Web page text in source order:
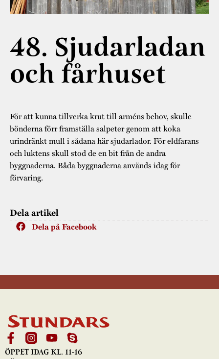
Tillgänglighet
Trygghet
Hållbar utveckling
Kontakta oss
Kalas på Stundars
Jarl Hemmer
Rödmyllan
Museipedagogik
Hantverk
Stugornas Stundars
Museisamlingarna
Marknader
Årsberättelser
Stundars
registerbeskrivning
Dela artikel
Dela på Facebook
48. Sjudarladan
och fårhuset
För att kunna tillverka krut till arméns behov, skulle
bönderna förr framställa salpeter genom att koka
urindränkt mull i sådana här sjudarlador. För eldfarans
och luktens skull stod de en bit från de andra
byggnaderna. Båda byggnaderna används idag för
förvaring.
ÖPPET IDAG KL. 11-16